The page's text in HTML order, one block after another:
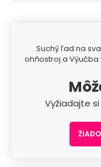
Suchý ľad na
ohňostroj a
Vyžiadajte